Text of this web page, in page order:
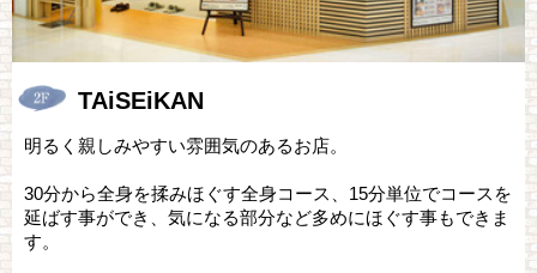
TAiSEiKAN
明るく親しみやすい雰囲気のあるお店。
30分から全身を揉みほぐす全身コース、15分単位でコースを
延ばす事ができ、気になる部分など多めにほぐす事もできま
す。